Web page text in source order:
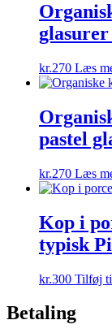
kr.270 Læs
pastel
kr.270 Læs
Kop i
typisk
kr.300 Tilføj
Betaling